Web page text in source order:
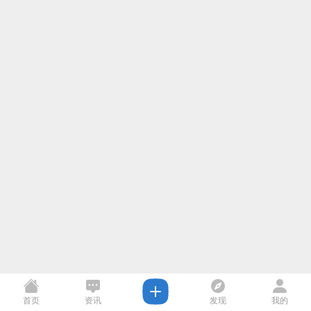
首页 资讯 发现 我的